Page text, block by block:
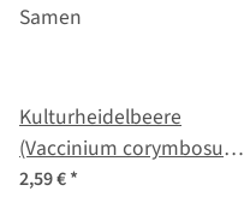
Kulturheidelbeere
(Vaccinium corymbosum)
Samen
2,59 €*